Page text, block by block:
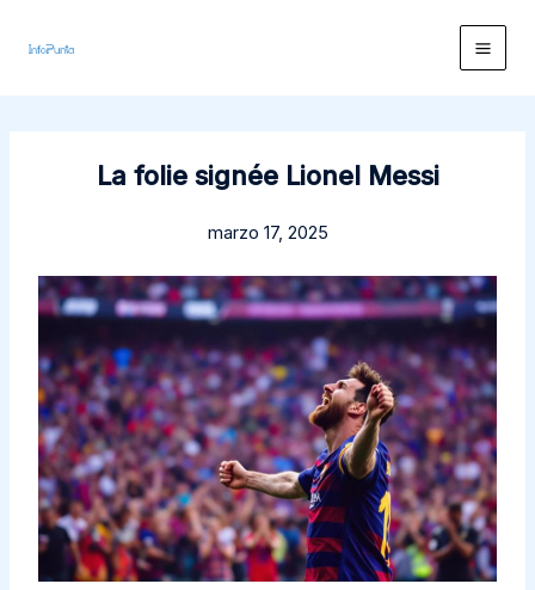
La folie signée Lionel Messi
marzo 17, 2025